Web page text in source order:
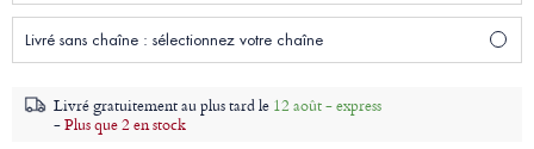
Livré sans chaîne : sélectionnez votre chaîne
Livré gratuitement au plus tard le 12 août - express
-Plus que 2 en stock